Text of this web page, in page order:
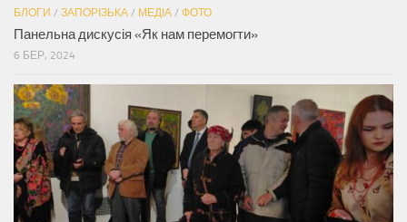
БЛОГИ / ЗАПОРІЗЬКА / МЕДІА / ФОТО
Панельна дискусія «Як нам перемогти»
6 БЕР, 2024